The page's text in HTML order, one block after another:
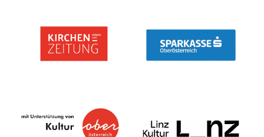
Copyright ©2026
Datenschutz